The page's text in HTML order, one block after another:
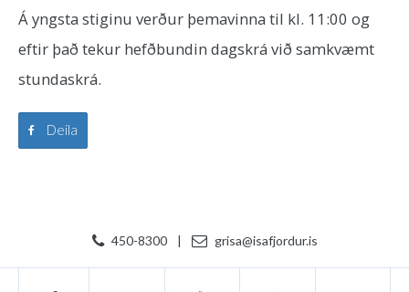
Á yngsta stiginu verður þemavinna til kl. 11:00 og
eftir það tekur hefðbundin dagskrá við samkvæmt
stundaskrá.
Deila
450-8300 | grisa@isafjordur.is